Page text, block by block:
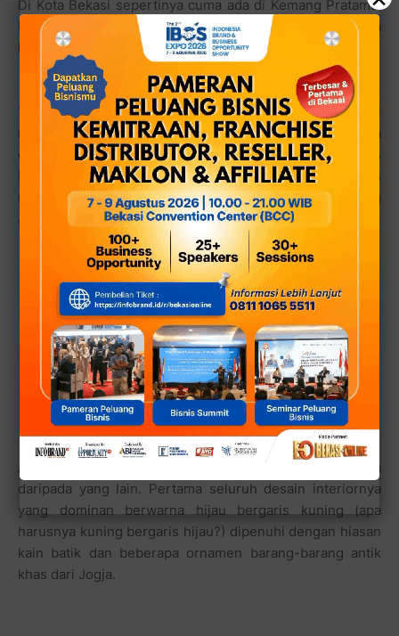
Di Kota Bekasi sepertinya cuma ada di Kemang Pratama.
Kalau ada di tempat lain, ya berarti belum ketemu sama
kulinerkuliner.com
aja.
Tengkleng khas Jogja di Resto Djawa Sego Pecel ini
memang mempunyai rasa yang mantap abis. Seandainya
dibandingkan dengan masakan dari daerah lain, mungkin
bisa disamakan dengan gulai kambing namun dengan
rasa kunyit yang kental. Di sinilah ciri khas Tengkleng
Jogja, seperti yang dikatakan oleh sang pemlik resto.
Ada satu hal yang membuat resto ini unik dan berbeda
daripada yang lain. Pertama seluruh desain interiornya
yang dominan berwarna hijau bergaris kuning (apa
harusnya kuning bergaris hijau?) dipenuhi dengan hiasan
kain batik dan beberapa ornamen barang-barang antik
khas dari Jogja.